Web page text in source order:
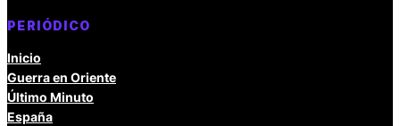
PERIÓDICO
Inicio
Guerra en Oriente
Último Minuto
España